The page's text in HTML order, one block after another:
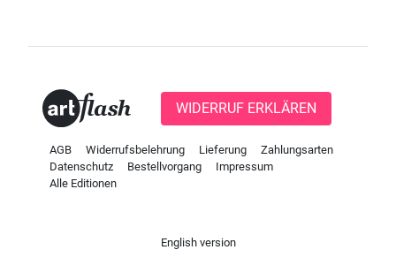
WIDERRUF ERKLÄREN
AGB Widerrufsbelehrung Lieferung
Zahlungsarten
Datenschutz
Bestellvorgang
Impressum
Alle Editionen
English version